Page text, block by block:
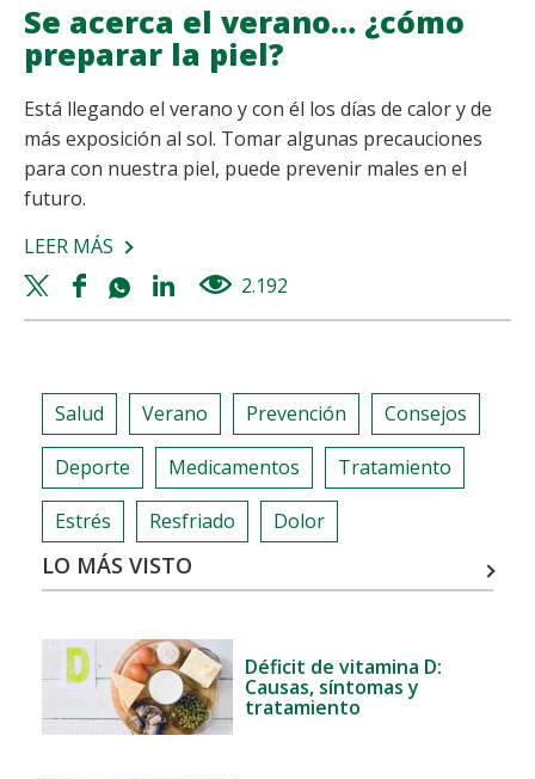
Se acerca el verano… ¿cómo
preparar la piel?
Está llegando el verano y con él los días de calor y de
más exposición al sol. Tomar algunas precauciones
para con nuestra piel, puede prevenir males en el
futuro.
LEER MÁS SOBRE
SE
ACERCA
¿CÓMO
PREPARAR
LA
PIEL?
Twitter
share
Facebook
share
Whatsapp
share
Linkedin
share
2.192
Salud Verano Prevención Consejos
Deporte Medicamentos Tratamiento
Estrés Resfriado Dolor
LO MÁS VISTO
Déficit de vitamina D:
Causas, síntomas y
tratamiento